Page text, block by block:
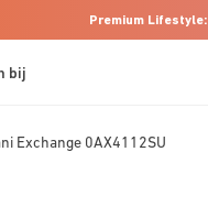
Premium Lifestyle:
bij
Exchange 0AX4112SU